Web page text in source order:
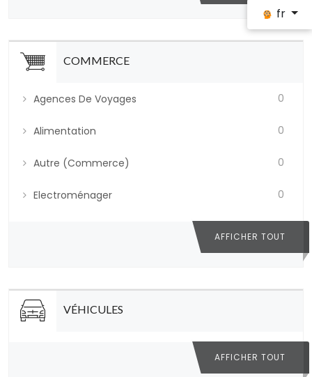
fr
COMMERCE
Agences De Voyages 0
Alimentation 0
Autre (commerce) 0
Electroménager 0
AFFICHER TOUT
VÉHICULES
AFFICHER TOUT